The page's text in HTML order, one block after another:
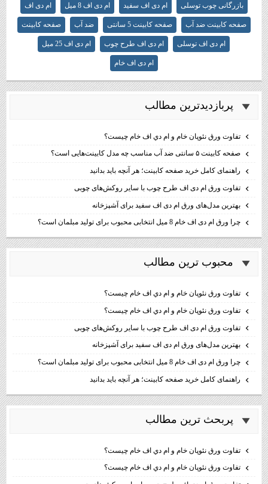
بازرگانی چوب توسلی ام دی اف سفید ام دی اف 8 میل ام دی اف
صفحه کابینت ضد آب صفحه کابینت 5 سانتی ضد آب صفحه کابینت
ام دی اف توسلی ام دی اف طرح چوب ام دی اف 25 میل
ام دی اف خام
پربازديدترين مطالب
تفاوت ورق نئوپان خام و ام دي اف خام چيست؟
صفحه کابینت ۵ سانتی ضد آب مناسب چه مدل کابینت‌هایی است؟
راهنمای کامل خرید صفحه کابینت؛ هر آنچه باید بدانید
تفاوت ورق ام دی اف طرح چوب با سایر روکش‌های چوبی
بهترین مدل‌های ورق ام دی اف سفید برای آشپزخانه
چرا ورق ام دی اف خام 8 میل انتخابی محبوب برای تولید مبلمان است؟
محبوب ترين مطالب
تفاوت ورق نئوپان خام و ام دي اف خام چيست؟
تفاوت ورق نئوپان خام و ام دي اف خام چيست؟
تفاوت ورق ام دی اف طرح چوب با سایر روکش‌های چوبی
بهترین مدل‌های ورق ام دی اف سفید برای آشپزخانه
چرا ورق ام دی اف خام 8 میل انتخابی محبوب برای تولید مبلمان است؟
راهنمای کامل خرید صفحه کابینت؛ هر آنچه باید بدانید
پربحث ترين مطالب
تفاوت ورق نئوپان خام و ام دي اف خام چيست؟
تفاوت ورق نئوپان خام و ام دي اف خام چيست؟